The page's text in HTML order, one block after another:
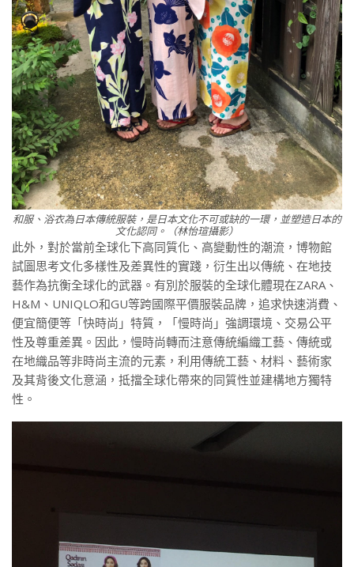
和服、浴衣為日本傳統服裝，是日本文化不可或缺的一環，並塑造日本的
文化認同。（林怡瑄攝影）
此外，對於當前全球化下高同質化、高變動性的潮流，博物館
試圖思考文化多樣性及差異性的實踐，衍生出以傳統、在地技
藝作為抗衡全球化的武器。有別於服裝的全球化體現在ZARA、
H&M、UNIQLO和GU等跨國際平價服裝品牌，追求快速消費、
便宜簡便等「快時尚」特質，「慢時尚」強調環境、交易公平
性及尊重差異。因此，慢時尚轉而注意傳統編織工藝、傳統或
在地織品等非時尚主流的元素，利用傳統工藝、材料、藝術家
及其背後文化意涵，抵擋全球化帶來的同質性並建構地方獨特
性。